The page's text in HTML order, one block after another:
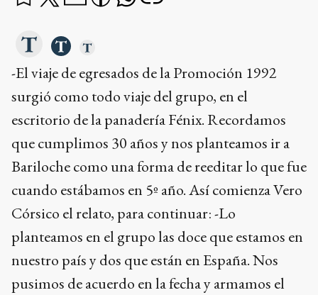
-El viaje de egresados de la Promoción 1992
surgió como todo viaje del grupo, en el
escritorio de la panadería Fénix. Recordamos
que cumplimos 30 años y nos planteamos ir a
Bariloche como una forma de reeditar lo que fue
cuando estábamos en 5º año. Así comienza Vero
Córsico el relato, para continuar: -Lo
planteamos en el grupo las doce que estamos en
nuestro país y dos que están en España. Nos
pusimos de acuerdo en la fecha y armamos el